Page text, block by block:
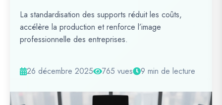
La standardisation des supports réduit les coûts,
accélère la production et renforce l’image
professionnelle des entreprises.
26 décembre 2025 765 vues 9 min de lecture